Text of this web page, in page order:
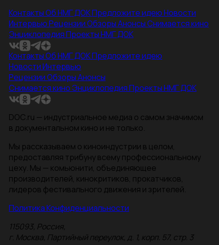
КонтактыОб НМГ ДОКПредложите идеюНовости
ИнтервьюРецензииОбзорыАнонсыСнимается кино
ЭнциклопедияПроекты НМГ ДОК
КонтактыОб НМГ ДОКПредложите идею
НовостиИнтервью
РецензииОбзорыАнонсы
Снимается кино ЭнциклопедияПроекты НМГ ДОК
DOC.ru — индустриальное медиа о самом значимом
в документальном кино и не только.
Мы рассказываем о киноиндустрии в целом,
предоставляя трибуну всему профессиональному
цеху. Мы — комьюнити, объединяющее
производителей, кинокритиков, прокатчиков,
лидеров фестивального движения и зрителей.
Политика Конфиденциальности
115093, Россия,
г. Москва, Партийный переулок, д. 1, корп. 57, стр. 3